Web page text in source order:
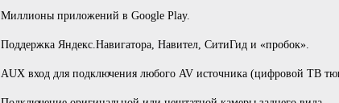
Миллионы приложений в Google Play.
Поддержка Яндекс.Навигатора, Навител, СитиГид и «пробок».
AUX вход для подключения любого AV источника (цифровой ТВ